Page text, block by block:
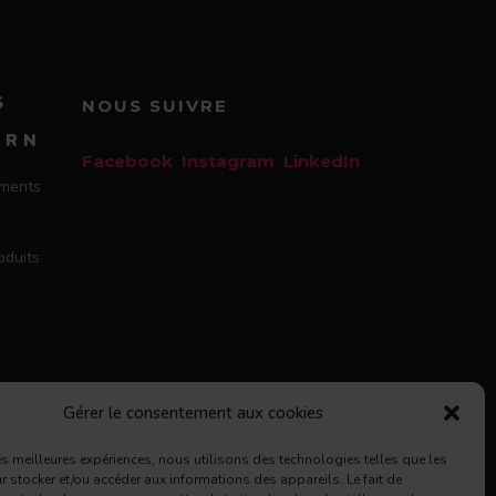
Gérer le consentement aux cookies
meilleures expériences, nous utilisons des technologies telles que les
stocker et/ou accéder aux informations des appareils. Le fait de
NOUS SUIVRE
Facebook Instagram LinkedIn